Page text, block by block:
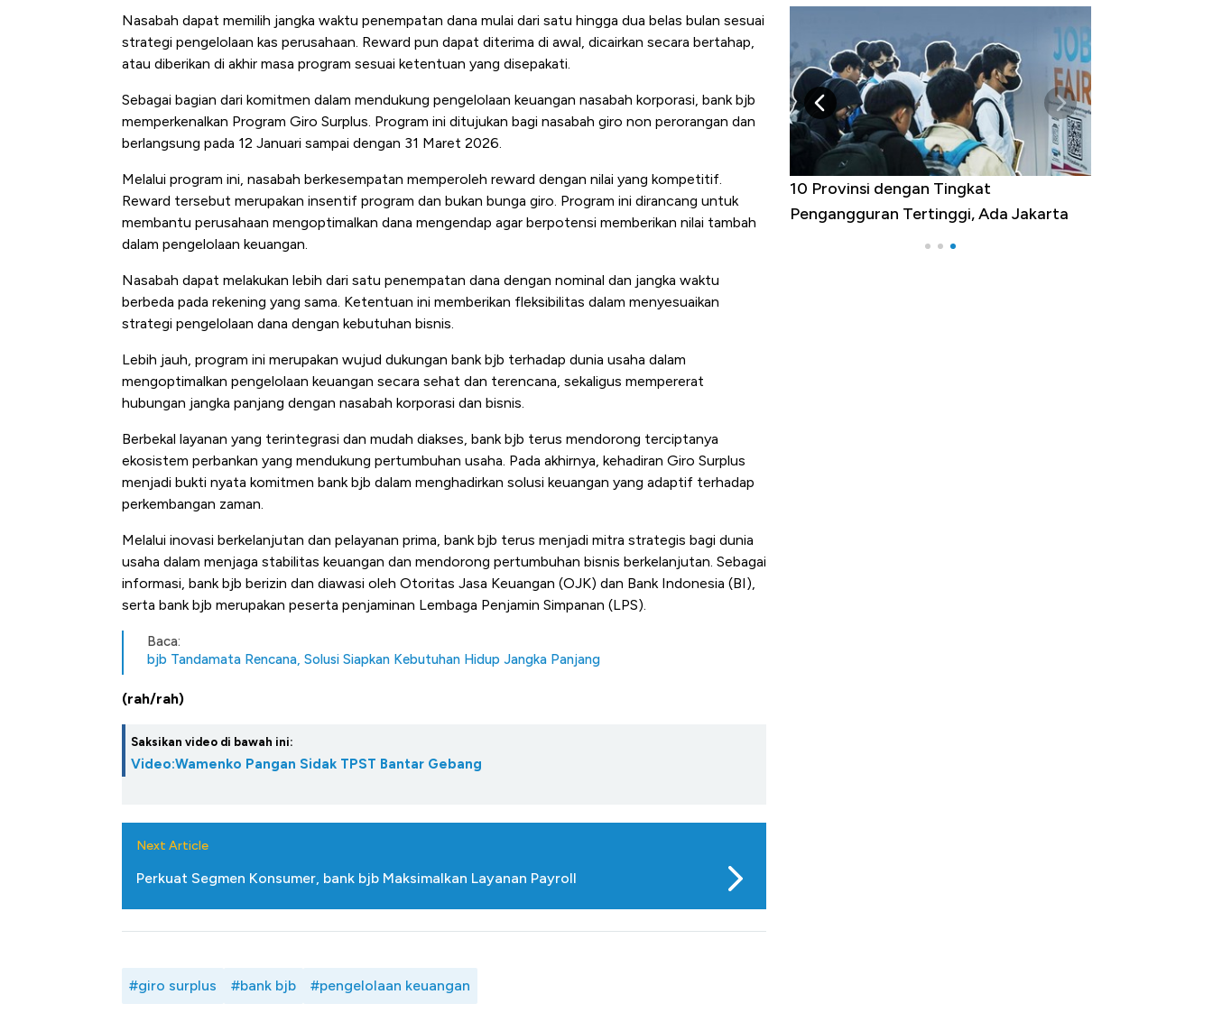
Nasabah dapat memilih jangka waktu penempatan dana mulai dari satu hingga dua belas bulan sesuai
strategi pengelolaan kas perusahaan. Reward pun dapat diterima di awal, dicairkan secara bertahap,
atau diberikan di akhir masa program sesuai ketentuan yang disepakati.
Sebagai bagian dari komitmen dalam mendukung pengelolaan keuangan nasabah korporasi, bank bjb
memperkenalkan Program Giro Surplus. Program ini ditujukan bagi nasabah giro non perorangan dan
berlangsung pada 12 Januari sampai dengan 31 Maret 2026.
Melalui program ini, nasabah berkesempatan memperoleh reward dengan nilai yang kompetitif.
Reward tersebut merupakan insentif program dan bukan bunga giro. Program ini dirancang untuk
membantu perusahaan mengoptimalkan dana mengendap agar berpotensi memberikan nilai tambah
dalam pengelolaan keuangan.
Nasabah dapat melakukan lebih dari satu penempatan dana dengan nominal dan jangka waktu
berbeda pada rekening yang sama. Ketentuan ini memberikan fleksibilitas dalam menyesuaikan
strategi pengelolaan dana dengan kebutuhan bisnis.
Lebih jauh, program ini merupakan wujud dukungan bank bjb terhadap dunia usaha dalam
mengoptimalkan pengelolaan keuangan secara sehat dan terencana, sekaligus mempererat
hubungan jangka panjang dengan nasabah korporasi dan bisnis.
Berbekal layanan yang terintegrasi dan mudah diakses, bank bjb terus mendorong terciptanya
ekosistem perbankan yang mendukung pertumbuhan usaha. Pada akhirnya, kehadiran Giro Surplus
menjadi bukti nyata komitmen bank bjb dalam menghadirkan solusi keuangan yang adaptif terhadap
perkembangan zaman.
Melalui inovasi berkelanjutan dan pelayanan prima, bank bjb terus menjadi mitra strategis bagi dunia
usaha dalam menjaga stabilitas keuangan dan mendorong pertumbuhan bisnis berkelanjutan. Sebagai
informasi, bank bjb berizin dan diawasi oleh Otoritas Jasa Keuangan (OJK) dan Bank Indonesia (BI),
serta bank bjb merupakan peserta penjaminan Lembaga Penjamin Simpanan (LPS).
Baca:
bjb Tandamata Rencana, Solusi Siapkan Kebutuhan Hidup Jangka Panjang
(rah/rah)
Saksikan video di bawah ini:
Video:Wamenko Pangan Sidak TPST Bantar Gebang
Next Article
Perkuat Segmen Konsumer, bank bjb Maksimalkan Layanan Payroll
#giro surplus #bank bjb #pengelolaan keuangan
Kongo Tutup Keran Ekspor, Harga
Tembaga Terbang ke Zona Berbahaya
Adu Panas Kinerja Emiten Minyak RI,
Mana yang Cuannya Paling Menyala?
10 Provinsi dengan Tingkat
Pengangguran Tertinggi, Ada Jakarta